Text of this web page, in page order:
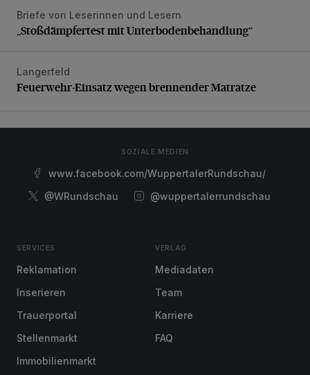
„Stoßdämpfertest mit Unterbodenbehandlung“
Briefe von Leserinnen und Lesern
„Stoßdämpfertest mit Unterbodenbehandlung“
Feuerwehr-Einsatz wegen brennender Matratze
Langerfeld
Feuerwehr-Einsatz wegen brennender Matratze
SOZIALE MEDIEN
www.facebook.com/WuppertalerRundschau/
@WRundschau
@wuppertalerrundschau
SERVICES
Reklamation
Inserieren
Trauerportal
Stellenmarkt
Immobilienmarkt
VERLAG
Mediadaten
Team
Karriere
FAQ